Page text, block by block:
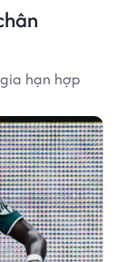
hạn hợp